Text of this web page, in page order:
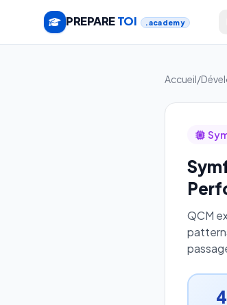
PREPARETOI .academy
Accueil/
QCM